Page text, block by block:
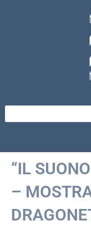
“IL
–